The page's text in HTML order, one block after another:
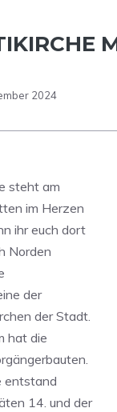
2024
steht am
im Herzen
ihr euch dort
Norden
der
der Stadt.
hat die
entstand
14. und der